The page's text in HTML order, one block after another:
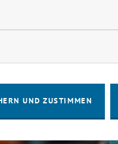
Cookies zulassen
UND ZUSTIMMEN